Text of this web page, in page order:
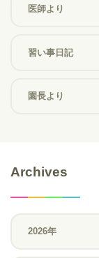
医師より
習い事日記
園長より
Archives
2026年